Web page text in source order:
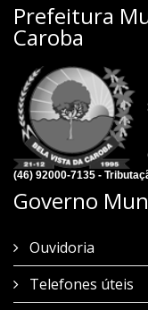
Prefeitura
Caroba
(46) 92000-7135 -
Governo
Ouvidoria
Telefones úteis